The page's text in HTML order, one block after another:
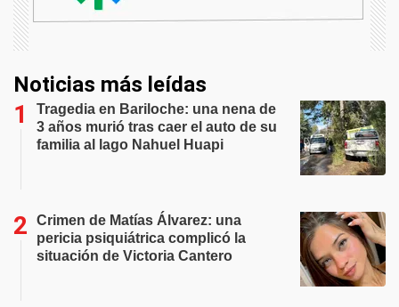
Noticias más leídas
Tragedia en Bariloche: una nena de
3 años murió tras caer el auto de su
familia al lago Nahuel Huapi
Crimen de Matías Álvarez: una
pericia psiquiátrica complicó la
situación de Victoria Cantero